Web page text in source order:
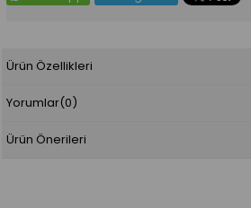
Ürün Özellikleri
Yorumlar(0)
Ürün Önerileri